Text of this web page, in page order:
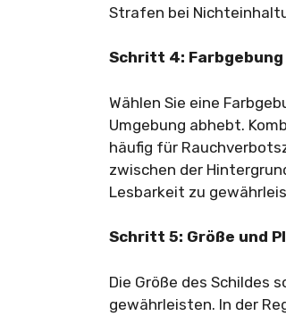
Strafen bei
Schritt 4:
Wählen Sie eine
Umgebung abhebt.
häufig für
zwischen der
Lesbarkeit zu
Schritt 5: Größe und
Die Größe des Schildes
gewährleisten. In der